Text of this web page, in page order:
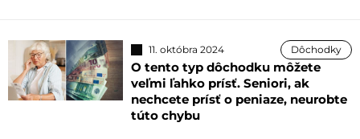
11. októbra 2024 Dôchodky
O tento typ dôchodku môžete
veľmi ľahko prísť. Seniori, ak
nechcete prísť o peniaze, neurobte
túto chybu